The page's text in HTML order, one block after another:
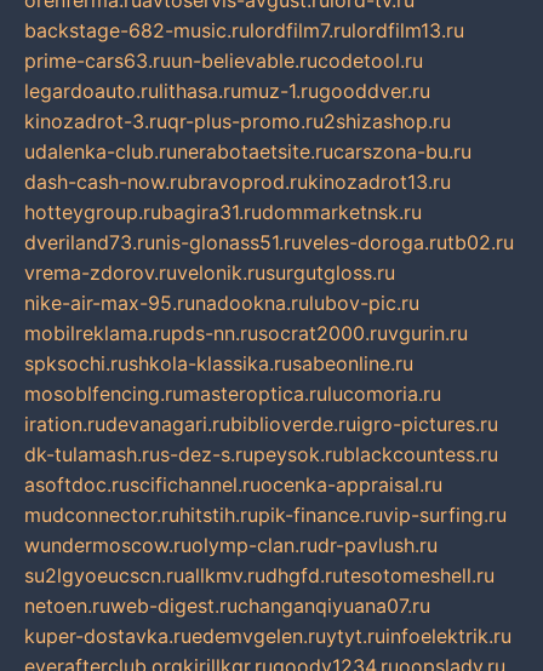
backstage-682-music.rulordfilm7.rulordfilm13.ru
prime-cars63.ruun-believable.rucodetool.ru
legardoauto.rulithasa.rumuz-1.rugooddver.ru
kinozadrot-3.ruqr-plus-promo.ru2shizashop.ru
udalenka-club.runerabotaetsite.rucarszona-bu.ru
dash-cash-now.rubravoprod.rukinozadrot13.ru
hotteygroup.rubagira31.rudommarketnsk.ru
dveriland73.runis-glonass51.ruveles-doroga.rutb02.ru
vrema-zdorov.ruvelonik.rusurgutgloss.ru
nike-air-max-95.runadookna.rulubov-pic.ru
mobilreklama.rupds-nn.rusocrat2000.ruvgurin.ru
spksochi.rushkola-klassika.rusabeonline.ru
mosoblfencing.rumasteroptica.rulucomoria.ru
iration.rudevanagari.rubiblioverde.ruigro-pictures.ru
dk-tulamash.rus-dez-s.rupeysok.rublackcountess.ru
asoftdoc.ruscifichannel.ruocenka-appraisal.ru
mudconnector.ruhitstih.rupik-finance.ruvip-surfing.ru
wundermoscow.ruolymp-clan.rudr-pavlush.ru
su2lgyoeucscn.ruallkmv.rudhgfd.rutesotomeshell.ru
netoen.ruweb-digest.ruchanganqiyuana07.ru
kuper-dostavka.ruedemvgelen.ruytyt.ruinfoelektrik.ru
everafterclub.orgkirillkgr.rugoodv1234.ruoopslady.ru